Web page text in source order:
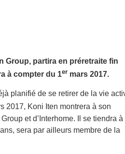
Group, partira en préretraite fin
à compter du 1er mars 2017.
planifié de se retirer de la vie
2017, Koni Iten montrera à son
et d’Interhome. Il se tiendra à
sera par ailleurs membre de la